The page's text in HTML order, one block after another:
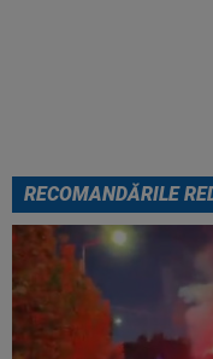
RECOMANDĂRILE